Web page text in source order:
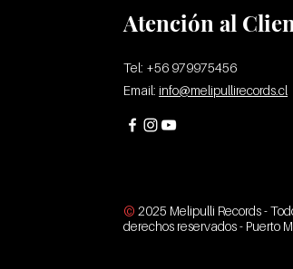
Atención al
Tel: +56 979975456
Email: info@melipullirecords.cl
© 2025 Melipulli Records -
derechos reservados - Puerto